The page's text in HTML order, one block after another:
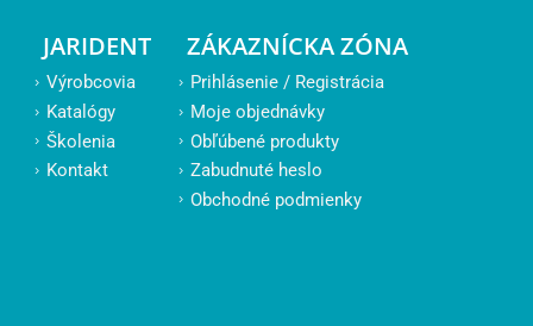
JARIDENT
Výrobcovia
Katalógy
Školenia
Kontakt
ZÁKAZNÍCKA ZÓNA
Prihlásenie / Registrácia
Moje objednávky
Obľúbené produkty
Zabudnuté heslo
Obchodné podmienky